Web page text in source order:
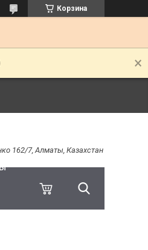
Корзина
162/7, Алматы, Казахстан